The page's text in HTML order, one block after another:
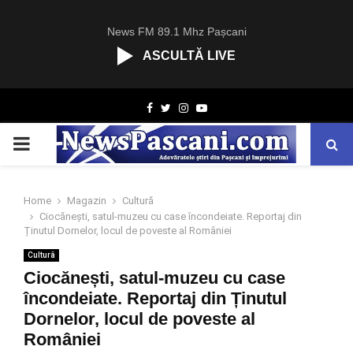
News FM 89.1 Mhz Pașcani
ASCULTĂ LIVE
Facebook
TwitterInstagram
Youtube
PRIMARY
Home Magazin
Cultură
Ciocănești, satul-muzeu cu case încondeiate. Reportaj din
Ținutul Dornelor, locul de poveste al României
Cultură
Ciocănești, satul-muzeu cu case
încondeiate. Reportaj din Ținutul
Dornelor, locul de poveste al
României